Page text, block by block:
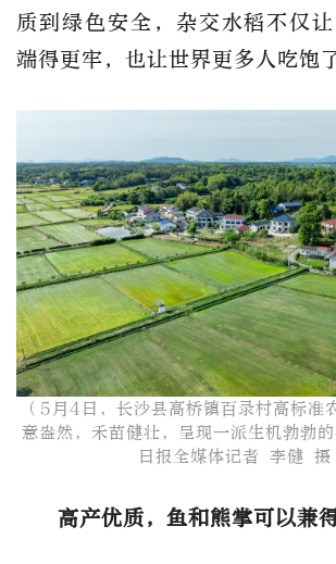
质到绿色安全，杂交水稻不仅
端得更牢，也让世界更多人吃饱
（5月4日，长沙县高桥镇百录村高标准
意盎然，禾苗健壮，呈现一派生机勃勃
日报全媒体记者 李健 摄
高产优质，鱼和熊掌可以兼